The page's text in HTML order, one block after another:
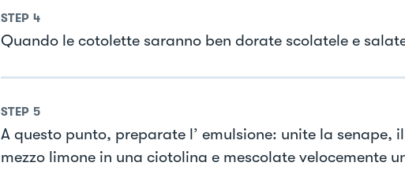
STEP 4
Quando le cotolette saranno ben dorate scolatele e
STEP 5
A questo punto, preparate l’ emulsione: unite la senape,
mezzo limone in una ciotolina e mescolate velocemente